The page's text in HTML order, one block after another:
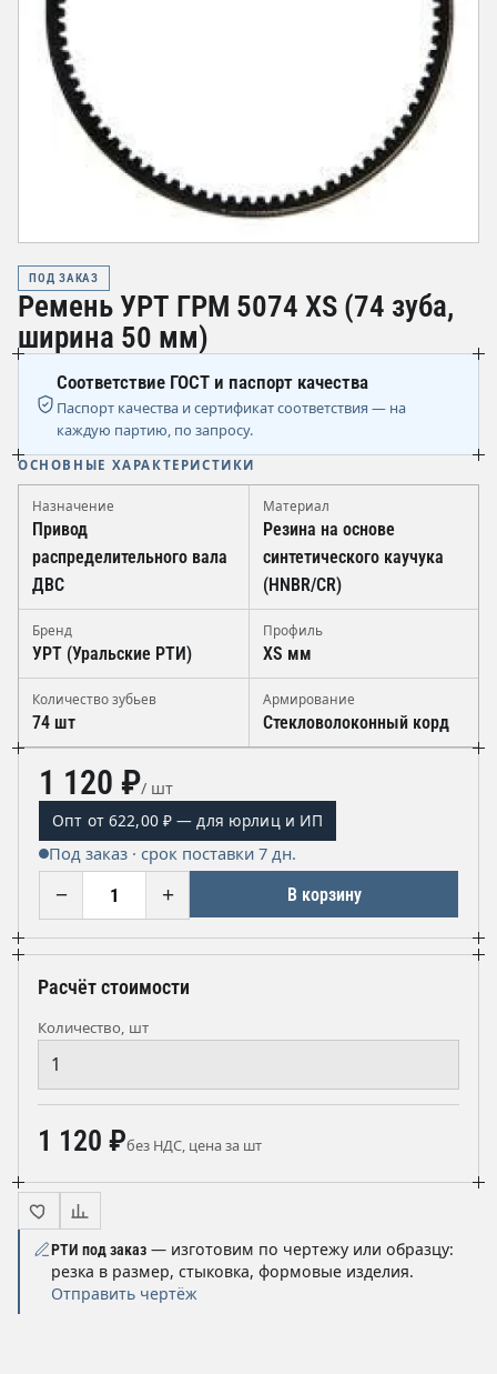
ПОД ЗАКАЗ
Ремень УРТ ГРМ 5074 XS (74 зуба,
ширина 50 мм)
Соответствие ГОСТ и паспорт качества
Паспорт качества и сертификат соответствия — на
каждую партию, по запросу.
ОСНОВНЫЕ ХАРАКТЕРИСТИКИ
Назначение
Привод
распределительного вала
ДВС
Материал
Резина на основе
синтетического каучука
(HNBR/CR)
Бренд
УРТ (Уральские РТИ)
Профиль
XS мм
Количество зубьев
74 шт
Армирование
Стекловолоконный корд
1 120 ₽/ шт
Опт от 622,00 ₽ — для юрлиц и ИП
Под заказ · срок поставки 7 дн.
− + В корзину
Расчёт стоимости
Количество, шт
1 120 ₽без НДС, цена за шт
РТИ под заказ — изготовим по чертежу или образцу:
резка в размер, стыковка, формовые изделия.
Отправить чертёж